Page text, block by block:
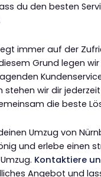
du den besten
immer auf der
Grund legen
stehen wir dir
die beste
Umzug von
und erlebe einen
Kontaktiere
Angebot und